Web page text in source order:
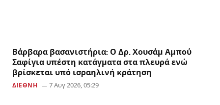
Βάρβαρα βασανιστήρια: Ο Δρ. Χουσάμ Αμπού
Σαφίγια υπέστη κατάγματα στα πλευρά ενώ
βρίσκεται υπό ισραηλινή κράτηση
ΔΙΕΘΝΗ 7 Αυγ 2026, 05:29